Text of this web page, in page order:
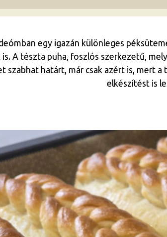
egy igazán különleges
A tészta puha, foszlós szerkezetű,
szabhat határt, már csak azért is, mert
elkészítést is